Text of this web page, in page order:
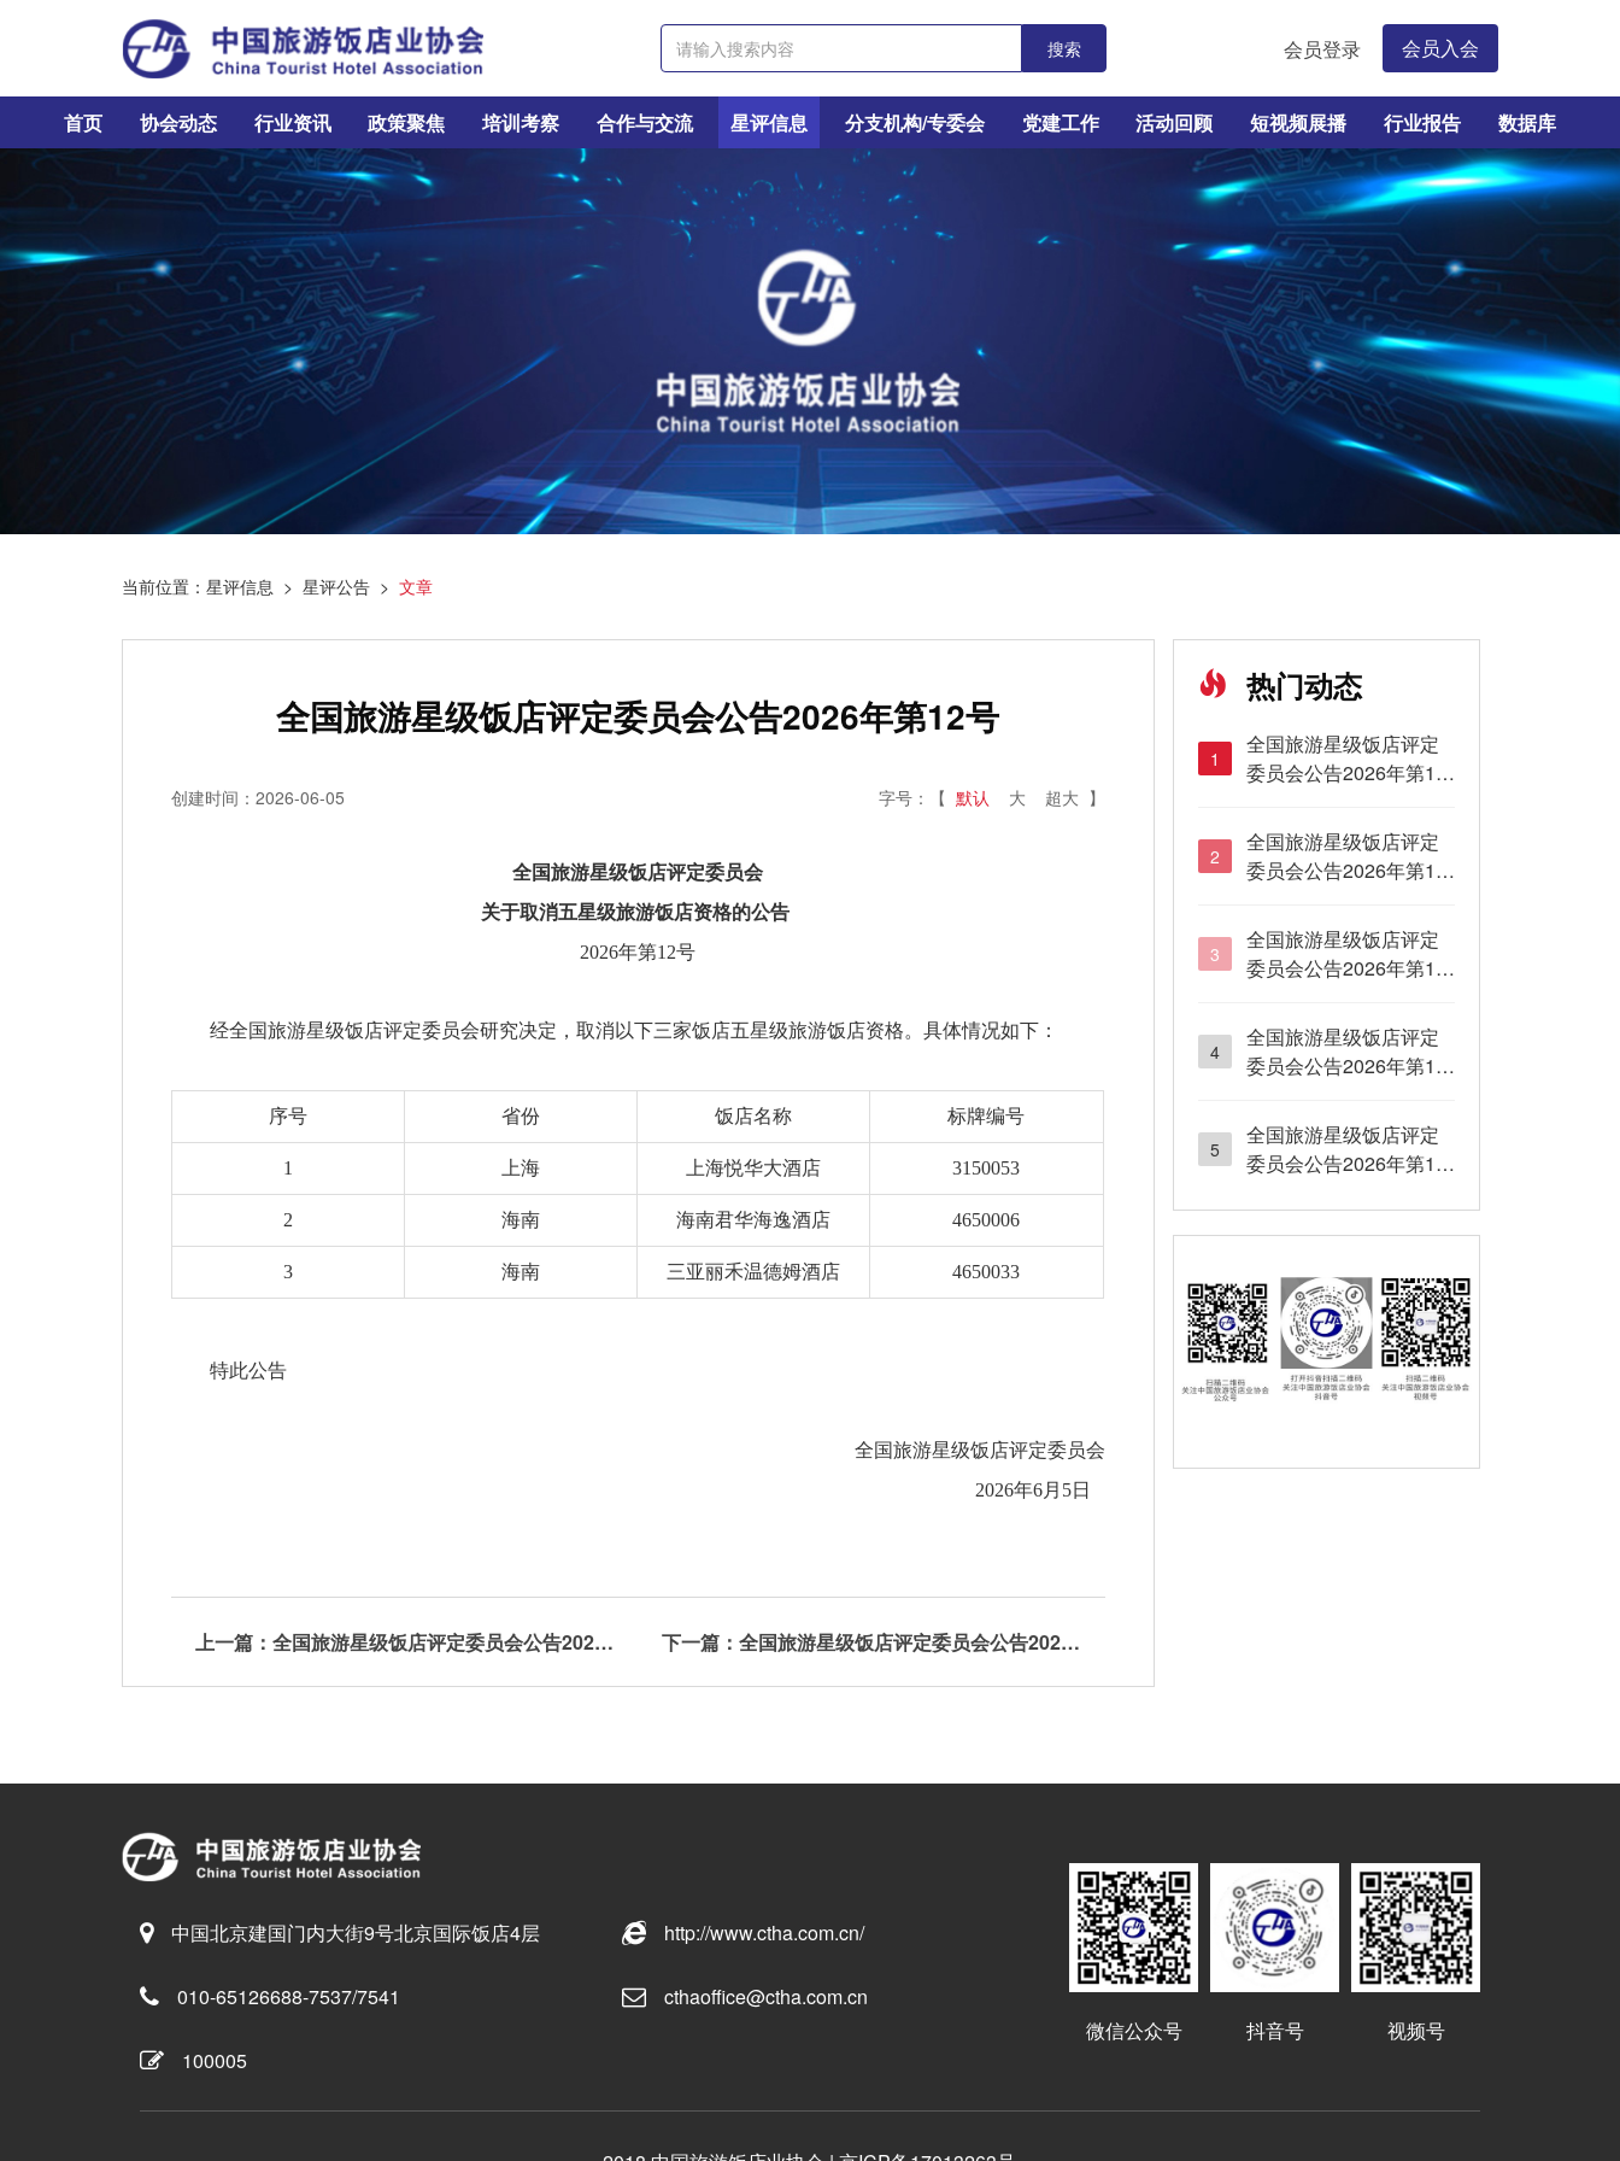
搜索 会员登录 会员入会
首页 协会动态 行业资讯 政策聚焦 培训考察 合作与交流 星评信息 分支机构/专委会 党建工作 活动回顾 短视频展播 行业报告 数据库
当前位置：星评信息 > 星评公告 > 文章
全国旅游星级饭店评定委员会公告2026年第12号
创建时间：2026-06-05 字号：【 默认 大 超大 】
全国旅游星级饭店评定委员会
关于取消五星级旅游饭店资格的公告
2026年第12号
经全国旅游星级饭店评定委员会研究决定，取消以下三家饭店五星级旅游饭店资格。具体情况如下：
序号 省份 饭店名称 标牌编号
1 上海 上海悦华大酒店 3150053
2 海南 海南君华海逸酒店 4650006
3 海南 三亚丽禾温德姆酒店 4650033
特此公告
全国旅游星级饭店评定委员会
2026年6月5日
上一篇：全国旅游星级饭店评定委员会公告2026年第13号 下一篇：全国旅游星级饭店评定委员会公告2026年第11号
热门动态
1
全国旅游星级饭店评定
委员会公告2026年第16
2
全国旅游星级饭店评定
委员会公告2026年第15
3
全国旅游星级饭店评定
委员会公告2026年第14
4
全国旅游星级饭店评定
委员会公告2026年第13
5
全国旅游星级饭店评定
委员会公告2026年第12
中国北京建国门内大街9号北京国际饭店4层
010-65126688-7537/7541
100005
http://www.ctha.com.cn/
cthaoffice@ctha.com.cn
微信公众号
抖音号 视频号